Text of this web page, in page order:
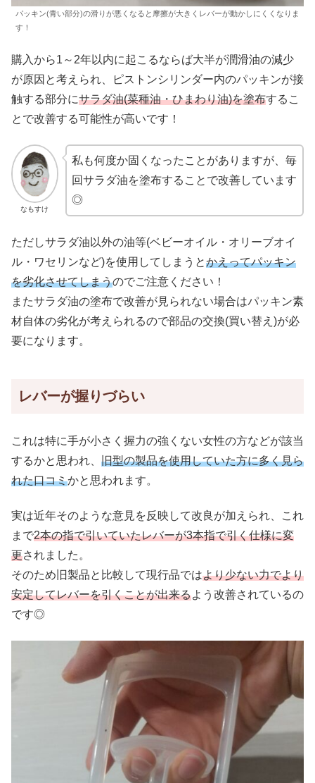
パッキン(青い部分)の滑りが悪くなると摩擦が大きくレバーが動かしにくくなりま
す！
購入から1～2年以内に起こるならば大半が潤滑油の減少
が原因と考えられ、ピストンシリンダー内のパッキンが接
触する部分にサラダ油(菜種油・ひまわり油)を塗布するこ
とで改善する可能性が高いです！
なもすけ
私も何度か固くなったことがありますが、毎
回サラダ油を塗布することで改善しています
◎
ただしサラダ油以外の油等(ベビーオイル・オリーブオイ
ル・ワセリンなど)を使用してしまうとかえってパッキン
を劣化させてしまうのでご注意ください！
またサラダ油の塗布で改善が見られない場合はパッキン素
材自体の劣化が考えられるので部品の交換(買い替え)が必
要になります。
レバーが握りづらい
これは特に手が小さく握力の強くない女性の方などが該当
するかと思われ、 旧型の製品を使用していた方に多く見ら
れた口コミかと思われます。
実は近年そのような意見を反映して改良が加えられ、これ
まで2本の指で引いていたレバーが3本指で引く仕様に変
更されました。
そのため旧製品と比較して現行品ではより少ない力でより
安定してレバーを引くことが出来るよう改善されているの
です◎